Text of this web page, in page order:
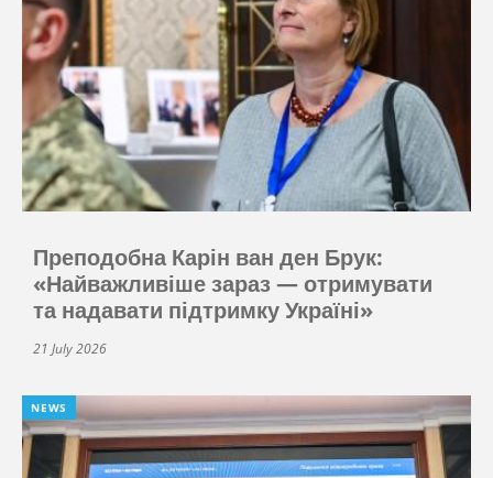
Преподобна Карін ван ден Брук:
«Найважливіше зараз — отримувати
та надавати підтримку Україні»
21 July 2026
NEWS